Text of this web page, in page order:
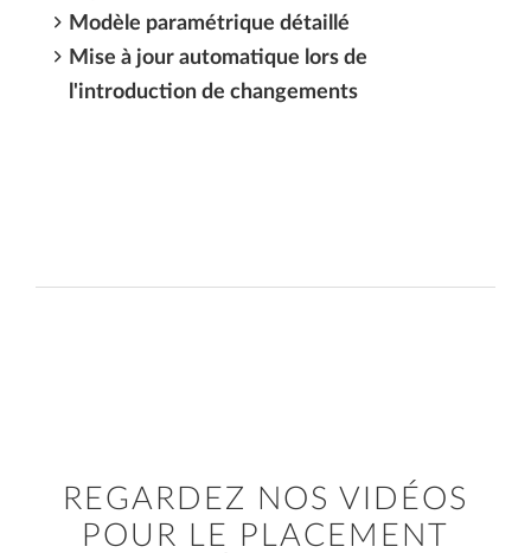
Modèle paramétrique détaillé
Mise à jour automatique lors de
l'introduction de changements
REGARDEZ NOS VIDÉOS
POUR LE PLACEMENT